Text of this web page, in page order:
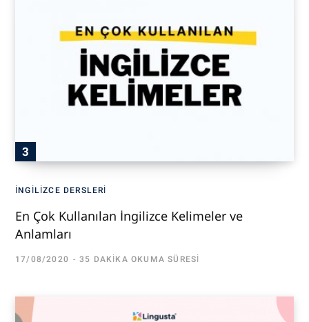
İNGILIZCE DERSLERI
En Çok Kullanılan İngilizce Kelimeler ve
Anlamları
17/08/2020 35 DAKIKA OKUMA SÜRESI